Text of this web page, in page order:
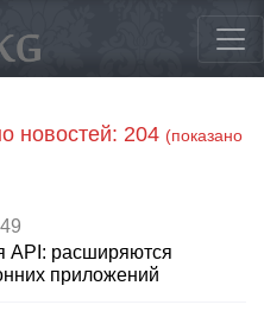
новостей: 204 (показано
API: расширяются
приложений